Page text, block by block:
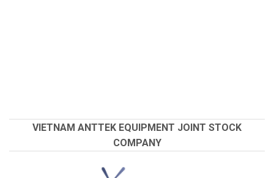
VIETNAM ANTTEK EQUIPMENT JOINT STOCK
COMPANY